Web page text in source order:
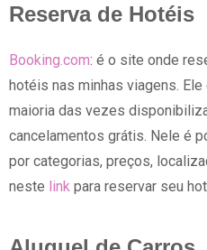
Reserva de Hotéis
Booking.com: é o site onde
hotéis nas minhas viagens.
maioria das vezes
cancelamentos grátis. Nele é
por categorias, preços,
neste link para reservar seu